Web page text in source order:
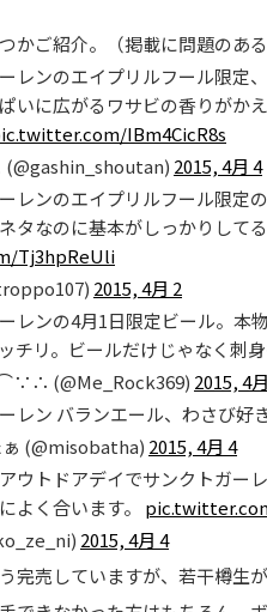
かご紹介。（掲載に問題のあ
レンのエイプリルフール限定
いに広がるワサビの香りがか
IBm4CicR8s
2015, 4月 4
レンのエイプリルフール限定
タなのに基本がしっかりして
Tj3hpReUli
2015, 4月 2
レンの4月1日限定ビール。本
チリ。ビールだけじゃなく刺身
(@Me_Rock369) 2015, 4
レン バランエール、わさび好
(@misobatha) 2015, 4月 4
ウトドアデイでサンクトガ
よく合います。
2015, 4月 4
完売していますが、若干樽生が